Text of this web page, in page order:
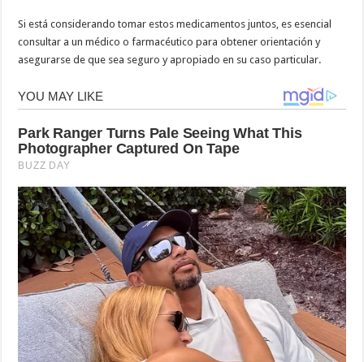
Si está considerando tomar estos medicamentos juntos, es esencial
consultar a un médico o farmacéutico para obtener orientación y
asegurarse de que sea seguro y apropiado en su caso particular.